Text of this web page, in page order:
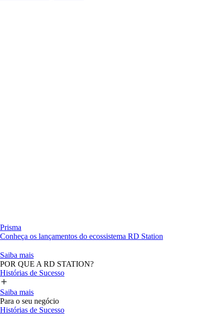
Prisma
Conheça os lançamentos do ecossistema RD Station
Saiba mais
POR QUE A RD STATION?
Histórias de Sucesso
Saiba mais
Para o seu negócio
Histórias de Sucesso